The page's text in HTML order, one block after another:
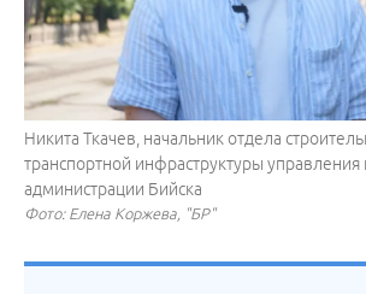
Никита Ткачев, начальник отдела
транспортной инфраструктуры управления
администрации Бийска
Фото: Елена Коржева, "БР"